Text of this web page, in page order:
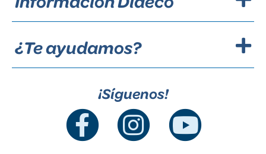
¿Te ayudamos?
¡Síguenos!